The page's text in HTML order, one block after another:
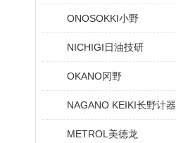
ONOSOKKI小野
NICHIGI日油技研
OKANO冈野
NAGANO KEIKI长野计器
METROL美德龙